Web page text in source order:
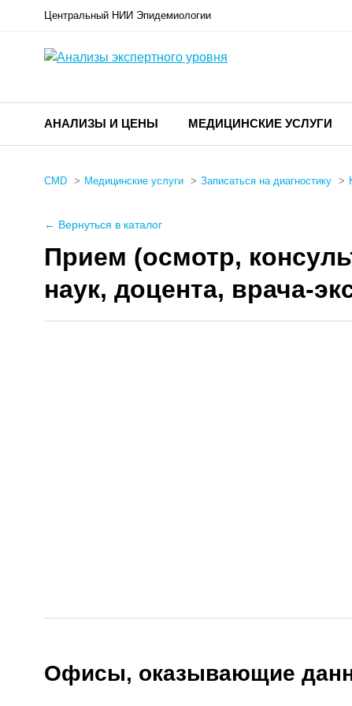
Центральный НИИ Эпидемиологии
АНАЛИЗЫ И ЦЕНЫ МЕДИЦИНСКИЕ УСЛУГИ
CMD Медицинские услуги Записаться на диагностику
← Вернуться в каталог
Прием (осмотр,
наук, доцента, врача-
Офисы, оказывающие